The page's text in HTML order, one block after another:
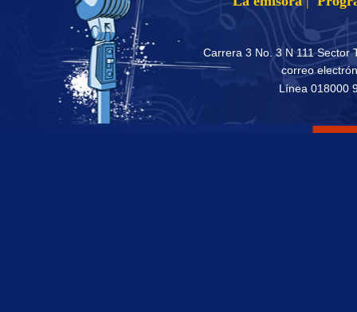
Carrera 3 No. 3 N 111 Sector
correo
Línea 018000